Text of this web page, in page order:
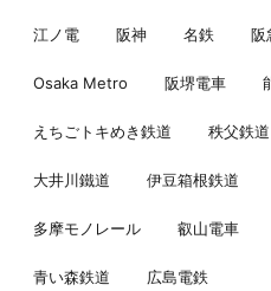
江ノ電 阪神 名鉄 阪
Osaka Metro 阪堺電車
えちごトキめき鉄道 秩父鉄道
大井川鐵道 伊豆箱根鉄道
多摩モノレール 叡山電車
青い森鉄道 広島電鉄